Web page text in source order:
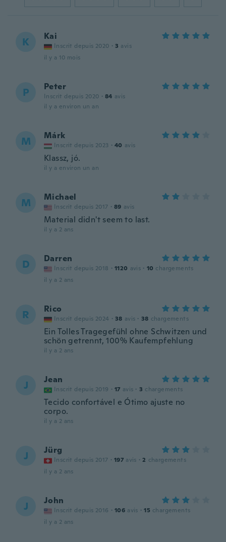
K Kai
Inscrit depuis 2020 · 3 avis
il y a 10 mois
P Peter
Inscrit depuis 2020 · 84 avis
il y a environ un an
M Márk
Inscrit depuis 2023 · 40 avis
Klassz, jó.
il y a environ un an
M Michael
Inscrit depuis 2017 · 89 avis
Material didn't seem to last.
il y a 2 ans
D Darren
Inscrit depuis 2018 · 1120 avis · 10 chargements
il y a 2 ans
R Rico
Inscrit depuis 2024 · 38 avis · 38 chargements
Ein Tolles Tragegefühl ohne Schwitzen und
schön getrennt, 100% Kaufempfehlung
il y a 2 ans
J Jean
Inscrit depuis 2019 · 17 avis · 3 chargements
Tecido confortável e Ótimo ajuste no
corpo.
il y a 2 ans
J Jürg
Inscrit depuis 2017 · 197 avis · 2 chargements
il y a 2 ans
J John
Inscrit depuis 2016 · 106 avis · 15 chargements
il y a 2 ans